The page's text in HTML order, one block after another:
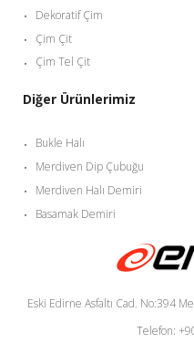
Dekoratif Çim
Çim Çit
Çim Tel Çit
Diğer Ürünlerimiz
Bukle Halı
Merdiven Dip Çubuğu
Merdiven Halı Demiri
Basamak Demiri
Eski Edirne Asfaltı Cad. No:394
Telefon: